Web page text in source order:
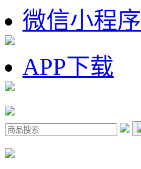
微信小程序
APP下载